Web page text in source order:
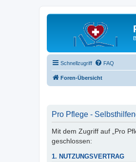
Schnellzugriff FAQ
Foren-Übersicht
Pro Pflege -
Mit dem Zugriff auf „Pro
geschlossen:
1. NUTZUNGSVERTRAG